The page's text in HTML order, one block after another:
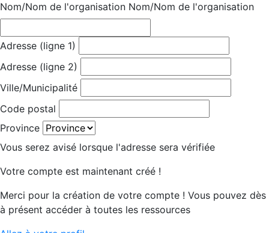
Nom/Nom de l'organisation Nom/Nom de l'organisation
Adresse (ligne 1)
Adresse (ligne 2)
Ville/Municipalité
Code postal
Province
Vous serez avisé lorsque l'adresse sera vérifiée
Votre compte est maintenant créé !
Merci pour la création de votre compte ! Vous pouvez dès
à présent accéder à toutes les ressources